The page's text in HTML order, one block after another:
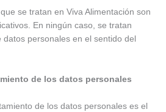
se tratan en Viva Alimentación son
En ningún caso, se tratan
personales en el sentido del
de los datos personales
de los datos personales es el